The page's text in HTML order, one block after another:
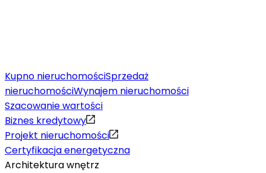
Kupno nieruchomościSprzedaż
nieruchomościWynajem nieruchomości
Szacowanie wartości
Biznes kredytowy
Projekt nieruchomości
Certyfikacja energetyczna
Architektura wnętrz